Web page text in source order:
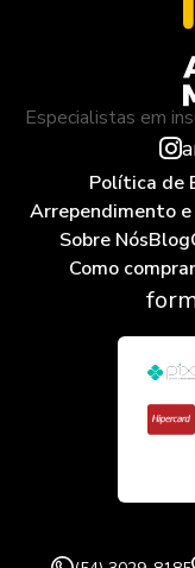
Especialistas em
Política de
Arrependimento
Sobre NósBlog
Como comprar